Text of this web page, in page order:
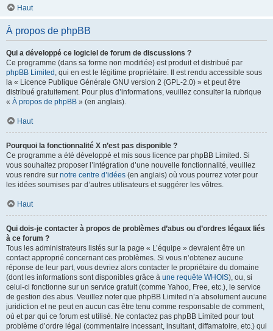
Haut
À propos de phpBB
Qui a développé ce logiciel de forum de discussions ?
Ce programme (dans sa forme non modifiée) est produit et distribué par
phpBB Limited , qui en est le légitime propriétaire. Il est rendu accessible sous
la « Licence Publique Générale GNU version 2 (GPL-2.0) » et peut être
distribué gratuitement. Pour plus d’informations, veuillez consulter la rubrique
« À propos de phpBB » (en anglais).
Haut
Pourquoi la fonctionnalité X n’est pas disponible ?
Ce programme a été développé et mis sous licence par phpBB Limited. Si
vous souhaitez proposer l’intégration d’une nouvelle fonctionnalité, veuillez
vous rendre sur notre centre d’idées (en anglais) où vous pourrez voter pour
les idées soumises par d’autres utilisateurs et suggérer les vôtres.
Haut
Qui dois-je contacter à propos de problèmes d’abus ou d’ordres légaux liés
à ce forum ?
Tous les administrateurs listés sur la page « L’équipe » devraient être un
contact approprié concernant ces problèmes. Si vous n’obtenez aucune
réponse de leur part, vous devriez alors contacter le propriétaire du domaine
(dont les informations sont disponibles grâce à une requête WHOIS), ou, si
celui-ci fonctionne sur un service gratuit (comme Yahoo, Free, etc.), le service
de gestion des abus. Veuillez noter que phpBB Limited n’a absolument aucune
juridiction et ne peut en aucun cas être tenu comme responsable de comment,
où et par qui ce forum est utilisé. Ne contactez pas phpBB Limited pour tout
problème d’ordre légal (commentaire incessant, insultant, diffamatoire, etc.) qui